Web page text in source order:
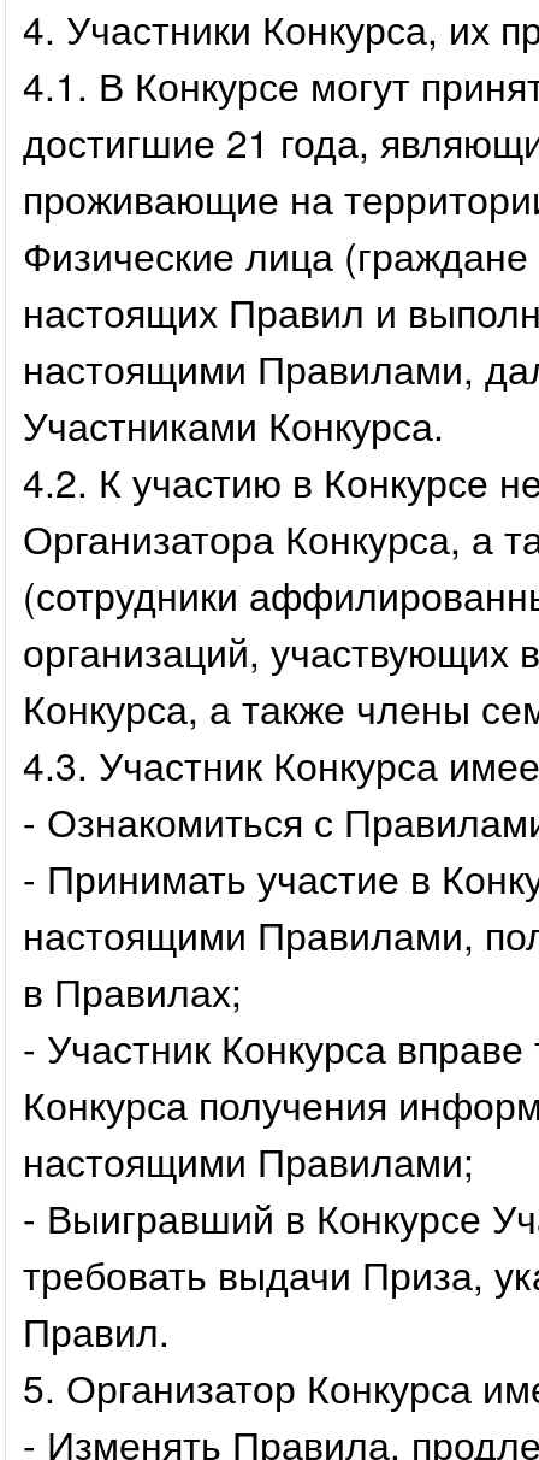
4. Участники Конкурса, их
4.1. В Конкурсе могут
достигшие 21 года,
проживающие на
Физические лица
настоящих Правил и
настоящими Правилами,
Участниками Конкурса.
4.2. К участию в Конкурсе
Организатора Конкурса, а
(сотрудники
организаций, участвующих
Конкурса, а также члены
4.3. Участник Конкурса
- Ознакомиться с
- Принимать участие в
настоящими Правилами,
в Правилах;
- Участник Конкурса
Конкурса получения
настоящими Правилами;
- Выигравший в Конкурсе
требовать выдачи Приза,
Правил.
5. Организатор Конкурса
- Изменять Правила,